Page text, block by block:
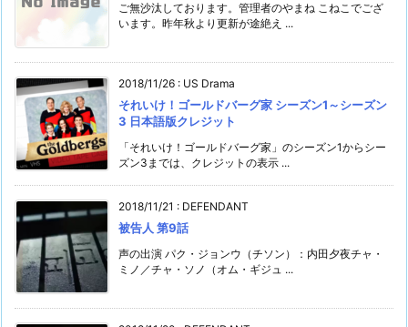
ご無沙汰しております。管理者のやまね こねこでござ
います。昨年秋より更新が途絶え ...
2018/11/26 : US Drama
それいけ！ゴールドバーグ家 シーズン1～シーズン
3 日本語版クレジット
「それいけ！ゴールドバーグ家」のシーズン1からシー
ズン3までは、クレジットの表示 ...
2018/11/21 : DEFENDANT
被告人 第9話
声の出演 パク・ジョンウ（チソン）：内田夕夜チャ・
ミノ／チャ・ソノ（オム・ギジュ ...